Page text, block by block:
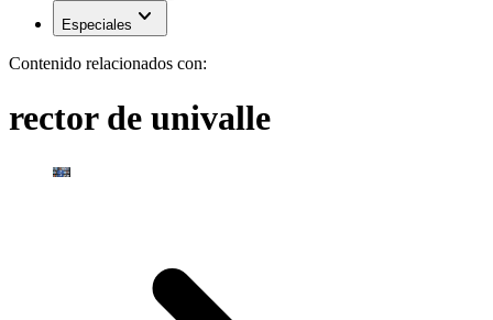
Especiales expand_more
Contenido relacionados con:
rector de univalle